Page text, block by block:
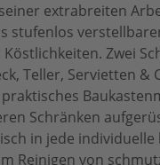
extrabreiten
stufenlos
Zwei
Teller, Servietten &
Schränken
in jede
Reinigen von